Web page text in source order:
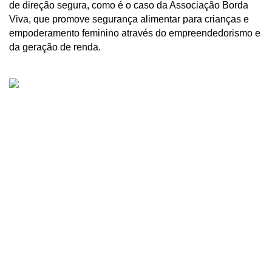
de direção segura, como é o caso da Associação Borda
Viva, que promove segurança alimentar para crianças e
empoderamento feminino através do empreendedorismo e
da geração de renda.